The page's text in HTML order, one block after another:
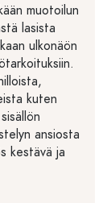
muotoilun
lasista
ulkonäön
kuten
ansiosta
kestävä ja